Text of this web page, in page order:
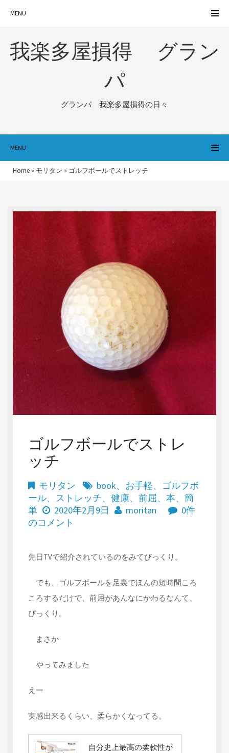
MENU
我楽多屋損得 グラン
パ
グランパ 我楽多屋損得の日々
MENU
Home » モリタン » ゴルフボールでストレッチ
ゴルフボールでストレ
ッチ
モリタン book、 お手軽、 ゴルフボ
ール、 ストレッチ、 健康、 前屈、 本、 簡
単
2020年2月9日 moritan
0件
のコメント
先日TVで紹介されているのをみてびっくり。
でも、ゴルフボールを足裏でほんの短時間ころ
ころするだけで、前屈があんなにかわるなんて、
びっくり。
まさか
やってみました
えー
実感出来るくらい、柔らかくなってる。
自分史上最高の柔軟性が